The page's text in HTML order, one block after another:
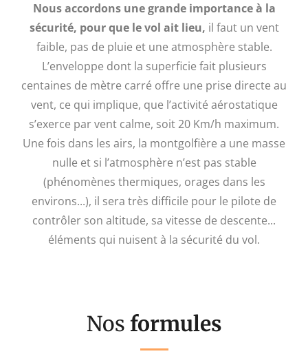
Nous accordons une grande importance à la
sécurité, pour que le vol ait lieu, il faut un vent
faible, pas de pluie et une atmosphère stable.
L’enveloppe dont la superficie fait plusieurs
centaines de mètre carré offre une prise directe au
vent, ce qui implique, que l’activité aérostatique
s’exerce par vent calme, soit 20 Km/h maximum.
Une fois dans les airs, la montgolfière a une masse
nulle et si l’atmosphère n’est pas stable
(phénomènes thermiques, orages dans les
environs...), il sera très difficile pour le pilote de
contrôler son altitude, sa vitesse de descente...
éléments qui nuisent à la sécurité du vol.
Nos formules